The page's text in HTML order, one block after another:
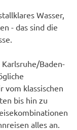
Wasser,
- das sind die
Baden-
vom klassischen
bis hin zu
alles an.